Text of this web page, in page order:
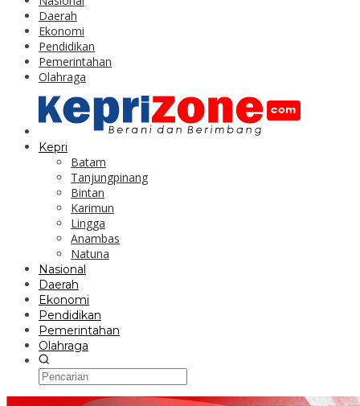
Daerah
Ekonomi
Pendidikan
Pemerintahan
Olahraga
Kepri
Batam
Tanjungpinang
Bintan
Karimun
Lingga
Anambas
Natuna
Nasional
Daerah
Ekonomi
Pendidikan
Pemerintahan
Olahraga